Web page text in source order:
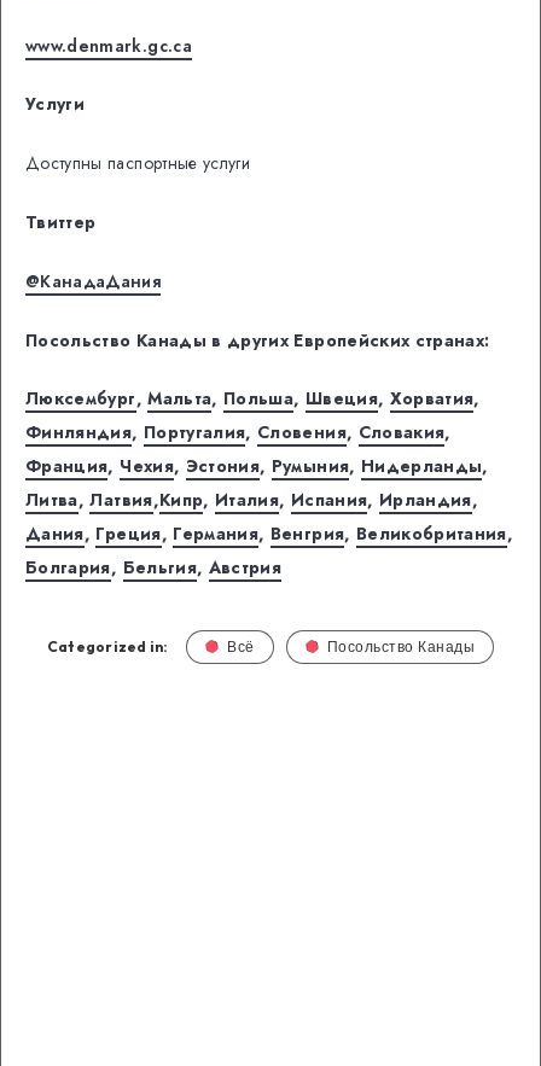
www.denmark.gc.ca
Услуги
Доступны паспортные услуги
Твиттер
@КанадаДания
Посольство Канады в других Европейских странах:
Люксембург,Мальта, Польша, Швеция, Хорватия,
Финляндия, Португалия, Словения, Словакия,
Франция, Чехия, Эстония, Румыния, Нидерланды,
Литва,Латвия,Кипр, Италия, Испания, Ирландия,
Дания, Греция, Германия, Венгрия, Великобритания,
Болгария, Бельгия, Австрия
Categorized in: Всё Посольство Канады